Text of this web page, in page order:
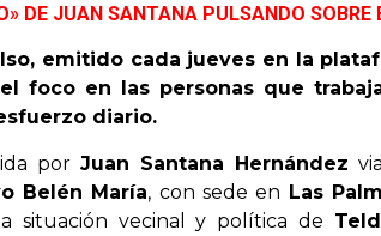
DE JUAN SANTANA PULSANDO SOBRE
emitido cada jueves en la
foco en las personas que
diario.
por Juan Santana Hernández
Belén María, con sede en Las
situación vecinal y política de